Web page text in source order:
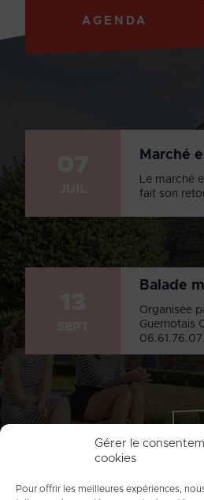
Gérer le
cookies
Pour offrir les meilleures expériences,
AGENDA
Marché
Le marché
fait son
Balade
Organisée
Guernotais